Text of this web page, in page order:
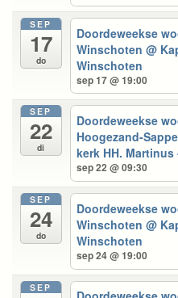
SEP
17
do
Doordeweekse
Winschoten@
Winschoten
sep 17 @ 19:00
SEP
22
di
Doordeweekse
Hoogezand-
kerk HH.
sep 22 @ 09:30
SEP
24
do
Doordeweekse
Winschoten@
Winschoten
sep 24 @ 19:00
SEP